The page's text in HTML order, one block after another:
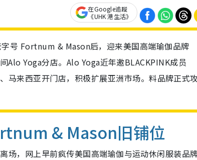
在Google追蹤
《UHK 港生活》
号 Fortnum & Mason后，迎来美国高端瑜伽品牌
Alo Yoga分店。Alo Yoga近年邀BLACKPINK成员
来西亚开门店，积极扩展亚洲市场。料品牌正式
& Mason旧铺位
，网上早前疯传美国高端瑜伽与运动休闲服装品